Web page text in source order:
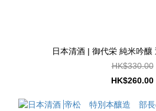
日本清酒 | 御代栄 純米吟釀
HK$330.00
HK$260.00